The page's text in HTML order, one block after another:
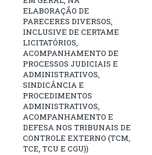
ELABORAÇÃO DE
PARECERES DIVERSOS,
INCLUSIVE DE CERTAME
LICITATÓRIOS,
ACOMPANHAMENTO DE
PROCESSOS JUDICIAIS E
ADMINISTRATIVOS,
SINDICÂNCIA E
PROCEDIMENTOS
ADMINISTRATIVOS,
ACOMPANHAMENTO E
DEFESA NOS TRIBUNAIS DE
CONTROLE EXTERNO (TCM,
TCE, TCU E CGU))